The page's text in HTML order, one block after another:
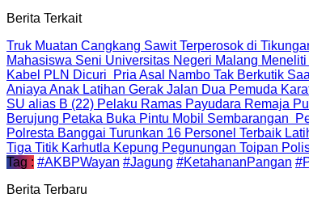
Berita Terkait
Truk Muatan Cangkang Sawit Terperosok di
Mahasiswa Seni Universitas Negeri Malang
Kabel PLN Dicuri Pria Asal Nambo Tak Berkutik
Aniaya Anak Latihan Gerak Jalan Dua Pemuda
SU alias B (22) Pelaku Ramas Payudara Remaja
Berujung Petaka Buka Pintu Mobil Sembarangan
Polresta Banggai Turunkan 16 Personel Terbaik
Tiga Titik Karhutla Kepung Pegunungan Toipan
Tag : #AKBPWayan #Jagung #KetahananPangan
Berita Terbaru